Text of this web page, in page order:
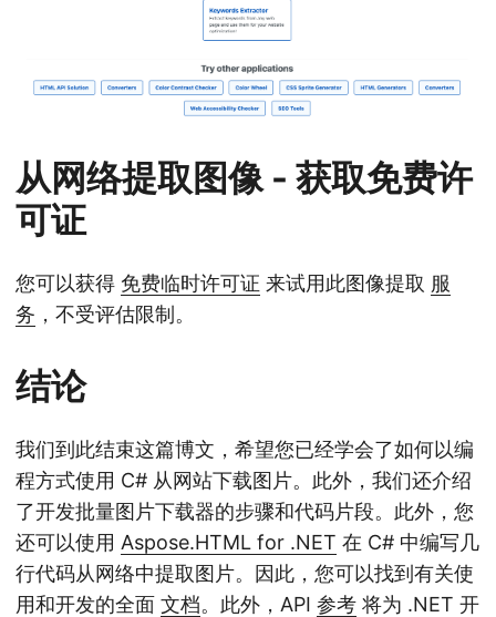
从网络提取图像 - 获取免费许
可证
您可以获得 免费临时许可证 来试用此图像提取 服
务 ，不受评估限制。
结论
我们到此结束这篇博文，希望您已经学会了如何以编
程方式使用 C# 从网站下载图片。此外，我们还介绍
了开发批量图片下载器的步骤和代码片段。此外，您
还可以使用 Aspose.HTML for .NET 在 C# 中编写几
行代码从网络中提取图片。因此，您可以找到有关使
用和开发的全面 文档。此外，API 参考 将为 .NET 开